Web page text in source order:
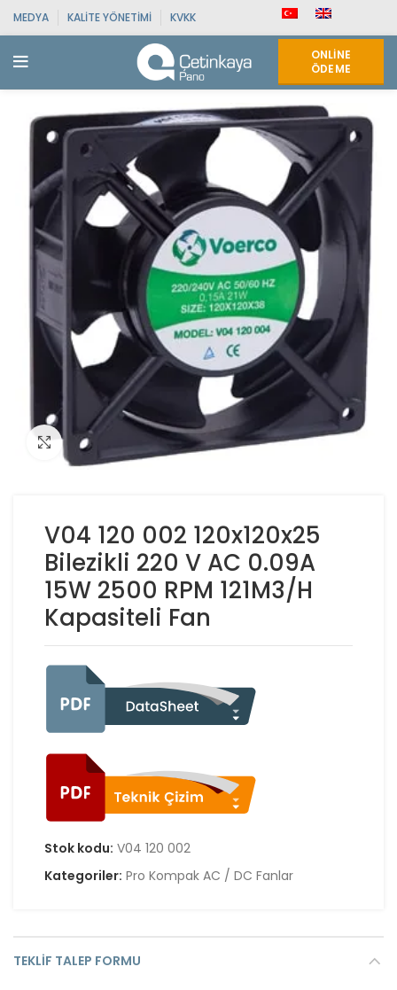
MEDYA KALITE YÖNETIMI KVKK
ONLINE
ÖDEME
Click to enlarge
V04 120 002 120x120x25
Bilezikli 220 V AC 0.09A
15W 2500 RPM 121M3/H
Kapasiteli Fan
Stok kodu: V04 120 002
Kategoriler: Pro Kompak AC / DC Fanlar
TEKLIF TALEP FORMU